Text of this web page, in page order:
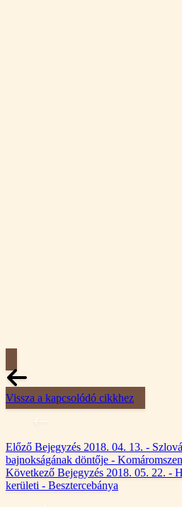
Vissza a kapcsolódó cikkhez
Előző Bejegyzés 2018. 04. 13. -
bajnokságának döntője -
Következő Bejegyzés 2018. 05. 22. -
kerületi - Besztercebánya